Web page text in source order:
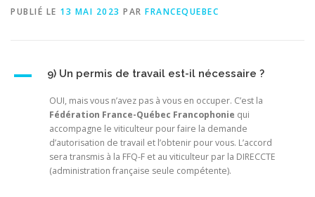
ACTUALITÉS
PUBLIÉ LE 13 MAI 2023 PAR FRANCEQUEBEC
A 9) Un permis de travail est-il nécessaire ?
OUI, mais vous n’avez pas à vous en occuper. C’est la
Fédération France-Québec Francophonie qui
accompagne le viticulteur pour faire la demande
d’autorisation de travail et l’obtenir pour vous. L’accord
sera transmis à la FFQ-F et au viticulteur par la DIRECCTE
(administration française seule compétente).